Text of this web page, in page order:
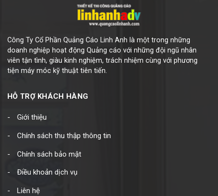
Công Ty Cổ Phần Quảng Cáo Linh Anh là một trong những
doanh nghiệp hoạt động Quảng cáo với những đội ngũ nhân
viên tận tình, giàu kinh nghiệm, trách nhiệm cùng với phương
tiện máy móc kỹ thuật tiên tiến.
HỖ TRỢ KHÁCH HÀNG
Giới thiệu
Chính sách thu thập thông tin
Chính sách bảo mật
Điều khoản dịch vụ
Liên hệ